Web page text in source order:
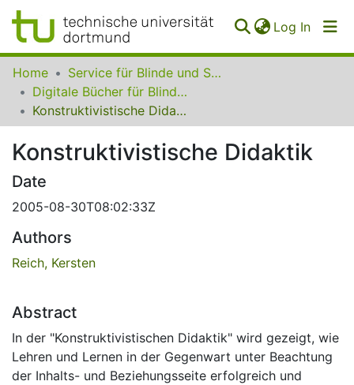
Log In
Communities
Collections
FAQ
Home
Service für Blinde und Sehbehinderte der UB Dortmund
Digitale Bücher für Blinde und Sehbehinderte
Konstruktivistische Didaktik
Konstruktivistische Didaktik
Date
2005-08-30T08:02:33Z
Authors
Reich, Kersten
Abstract
In der "Konstruktivistischen Didaktik" wird gezeigt, wie
Lehren und Lernen in der Gegenwart unter Beachtung
der Inhalts- und Beziehungsseite erfolgreich und